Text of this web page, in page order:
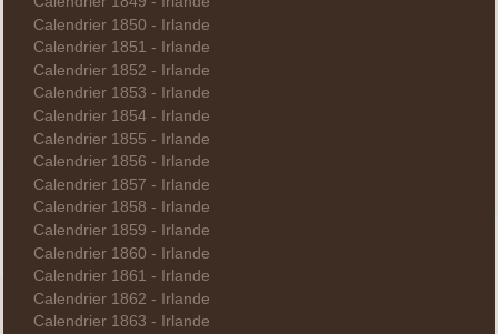
Calendrier 1850 - Irlande
Calendrier 1851 - Irlande
Calendrier 1852 - Irlande
Calendrier 1853 - Irlande
Calendrier 1854 - Irlande
Calendrier 1855 - Irlande
Calendrier 1856 - Irlande
Calendrier 1857 - Irlande
Calendrier 1858 - Irlande
Calendrier 1859 - Irlande
Calendrier 1860 - Irlande
Calendrier 1861 - Irlande
Calendrier 1862 - Irlande
Calendrier 1863 - Irlande